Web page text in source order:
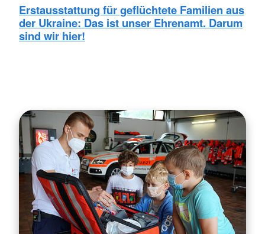
Erstausstattung für geflüchtete Familien aus
der Ukraine: Das ist unser Ehrenamt. Darum
sind wir hier!